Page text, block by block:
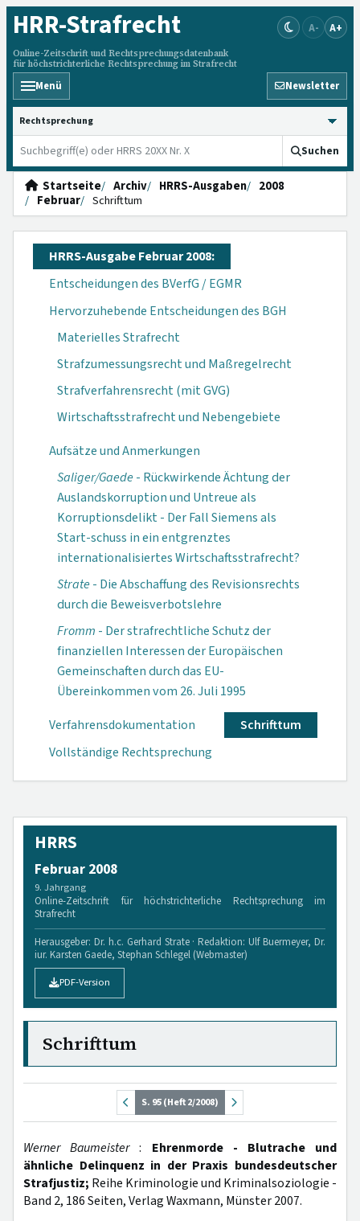
HRR-Strafrecht
Online-Zeitschrift und Rechtsprechungsdatenbank
für höchstrichterliche Rechtsprechung im Strafrecht
A- A+
Menü Newsletter
HRRS durchsuchen
Suchen
Startseite Archiv HRRS-Ausgaben
2008
Februar
Schrifttum
HRRS-Ausgabe Februar 2008:
Entscheidungen des BVerfG / EGMR
Hervorzuhebende Entscheidungen des BGH
Materielles Strafrecht
Strafzumessungsrecht und Maßregelrecht
Strafverfahrensrecht (mit GVG)
Wirtschaftsstrafrecht und Nebengebiete
Aufsätze und Anmerkungen
Saliger/Gaede- Rückwirkende Ächtung der
Auslandskorruption und Untreue als
Korruptionsdelikt - Der Fall Siemens als
Start-schuss in ein entgrenztes
internationalisiertes Wirtschaftsstrafrecht?
Strate- Die Abschaffung des Revisionsrechts
durch die Beweisverbotslehre
Fromm - Der strafrechtliche Schutz der
finanziellen Interessen der Europäischen
Gemeinschaften durch das EU-
Übereinkommen vom 26. Juli 1995
Verfahrensdokumen­tation
Schrifttum
Vollständige Rechtsprechung
HRRS
Februar 2008
9. Jahrgang
Online-Zeitschrift für höchstrichterliche Rechtsprechung im
Strafrecht
Herausgeber: Dr. h.c. Gerhard Strate · Redaktion: Ulf Buermeyer, Dr.
iur. Karsten Gaede, Stephan Schlegel (Webmaster)
PDF-Version
Schrifttum
S. 95 (Heft 2/2008)
Werner Baumeister: Ehrenmorde - Blutrache und
ähnliche Delinquenz in der Praxis bundesdeutscher
Strafjustiz; Reihe Kriminologie und Kriminalsoziologie -
Band 2, 186 Seiten, Verlag Waxmann, Münster 2007.